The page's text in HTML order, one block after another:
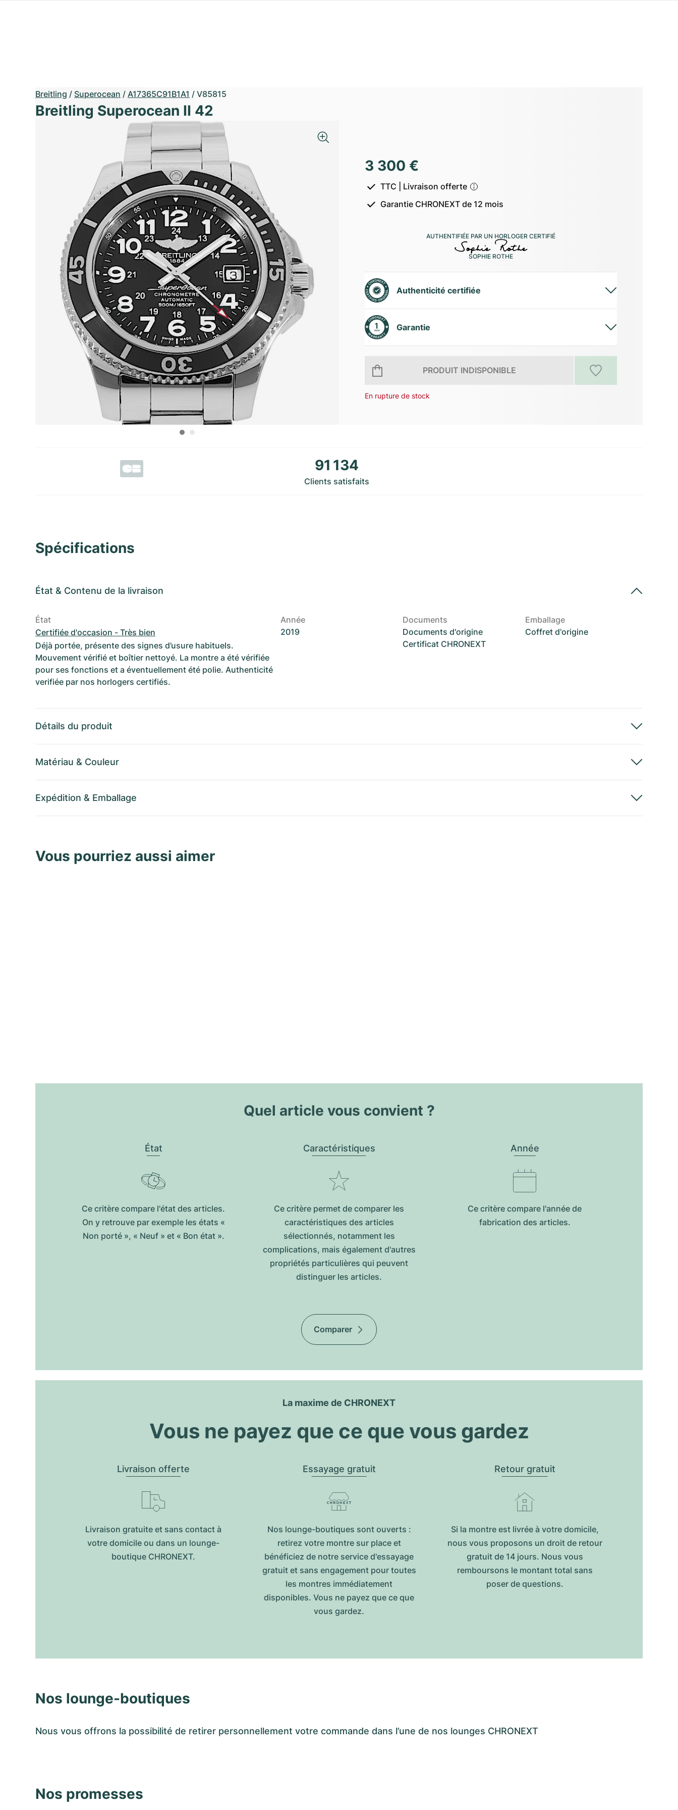
Breitling / Superocean / A17365C91B1A1 / V85815
Breitling Superocean II 42
3 300 €
TTC | Livraison offerte
Garantie CHRONEXT de 12 mois
AUTHENTIFIÉE PAR UN HORLOGER CERTIFIÉ
SOPHIE ROTHE
Authenticité certifiée
Garantie
PRODUIT INDISPONIBLE
En rupture de stock
91 134
Clients satisfaits
Spécifications
État & Contenu de la livraison
État
Certifiée d'occasion - Très bien
Déjà portée, présente des signes d’usure habituels.
Mouvement vérifié et boîtier nettoyé. La montre a été vérifiée
pour ses fonctions et a éventuellement été polie. Authenticité
verifiée par nos horlogers certifiés.
Année
2019
Documents
Documents d'origine
Certificat CHRONEXT
Emballage
Coffret d'origine
Détails du produit
Matériau & Couleur
Expédition & Emballage
Vous pourriez aussi aimer
Quel article vous convient ?
État
Ce critère compare l'état des articles.
On y retrouve par exemple les états «
Non porté », « Neuf » et « Bon état ».
Caractéristiques
Ce critère permet de comparer les
caractéristiques des articles
sélectionnés, notamment les
complications, mais également d'autres
propriétés particulières qui peuvent
distinguer les articles.
Année
Ce critère compare l'année de
fabrication des articles.
Comparer
La maxime de CHRONEXT
Vous ne payez que ce que vous gardez
Livraison offerte
Livraison gratuite et sans contact à
votre domicile ou dans un lounge-
boutique CHRONEXT.
Essayage gratuit
Nos lounge-boutiques sont ouverts :
retirez votre montre sur place et
bénéficiez de notre service d'essayage
gratuit et sans engagement pour toutes
les montres immédiatement
disponibles. Vous ne payez que ce que
vous gardez.
Retour gratuit
Si la montre est livrée à votre domicile,
nous vous proposons un droit de retour
gratuit de 14 jours. Nous vous
remboursons le montant total sans
poser de questions.
Nos lounge-boutiques
Nous vous offrons la possibilité de retirer personnellement votre commande dans l’une de nos lounges CHRONEXT
Nos promesses